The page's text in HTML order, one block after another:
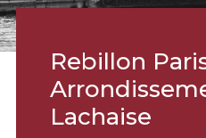
Rebillon
Lachaise